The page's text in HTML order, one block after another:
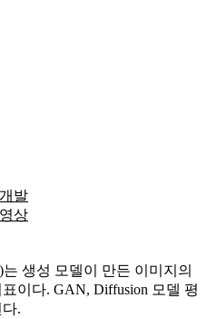
개발
영상
는 생성 모델이 만든 이미지의
이다. GAN, Diffusion 모델 평
.